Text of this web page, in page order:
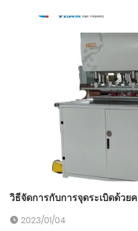
วิธีจัดการกับการจุดระเบิดด้วย
2023/01/04